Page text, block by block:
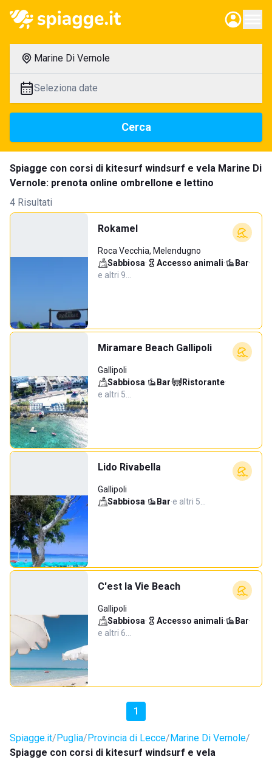
Marine Di Vernole
Seleziona date
Cerca
Spiagge con corsi di kitesurf windsurf e vela Marine Di
Vernole: prenota online ombrellone e lettino
4 Risultati
Rokamel
Roca Vecchia, Melendugno
Sabbiosa· Accesso animali· Bar·
e altri 9…
Miramare Beach Gallipoli
Gallipoli
Sabbiosa· Bar· Ristorante·
e altri 5…
Lido Rivabella
Gallipoli
Sabbiosa· Bar·e altri 5…
C'est la Vie Beach
Gallipoli
Sabbiosa· Accesso animali· Bar·
e altri 6…
1
Spiagge.it Puglia Provincia di Lecce Marine Di Vernole
Spiagge con corsi di kitesurf windsurf e vela